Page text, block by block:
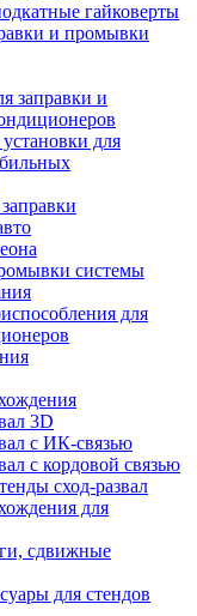
гайковерты
и промывки
заправки и
для
системы
для
3D
с ИК-связью
с кордовой связью
сход-развал
для
сдвижные
для стендов